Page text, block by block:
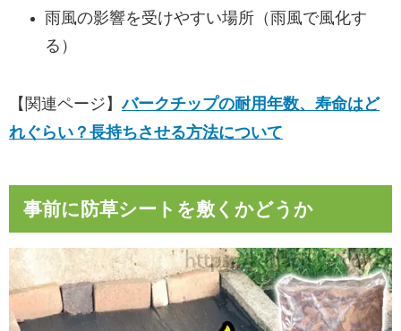
雨風の影響を受けやすい場所（雨風で風化す
る）
【関連ページ】バークチップの耐用年数、寿命はど
れぐらい？長持ちさせる方法について
事前に防草シートを敷くかどうか